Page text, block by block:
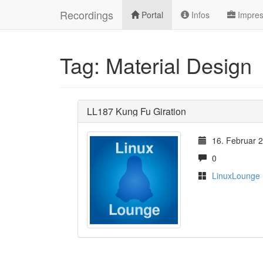
Recordings Portal Infos
Tag: Material Design
LL187 Kung Fu Giration
16. Februar
0
LinuxLounge